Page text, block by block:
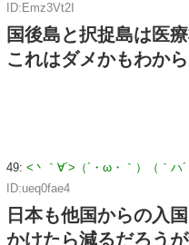
ID:Emz3Vt2I
国後島と択捉島は医
これはダメかもわか
49: <丶｀∀´>（´・ω・｀）（｀
ID:ueq0fae4
日本も他国からの入
かけたら減るだろうが